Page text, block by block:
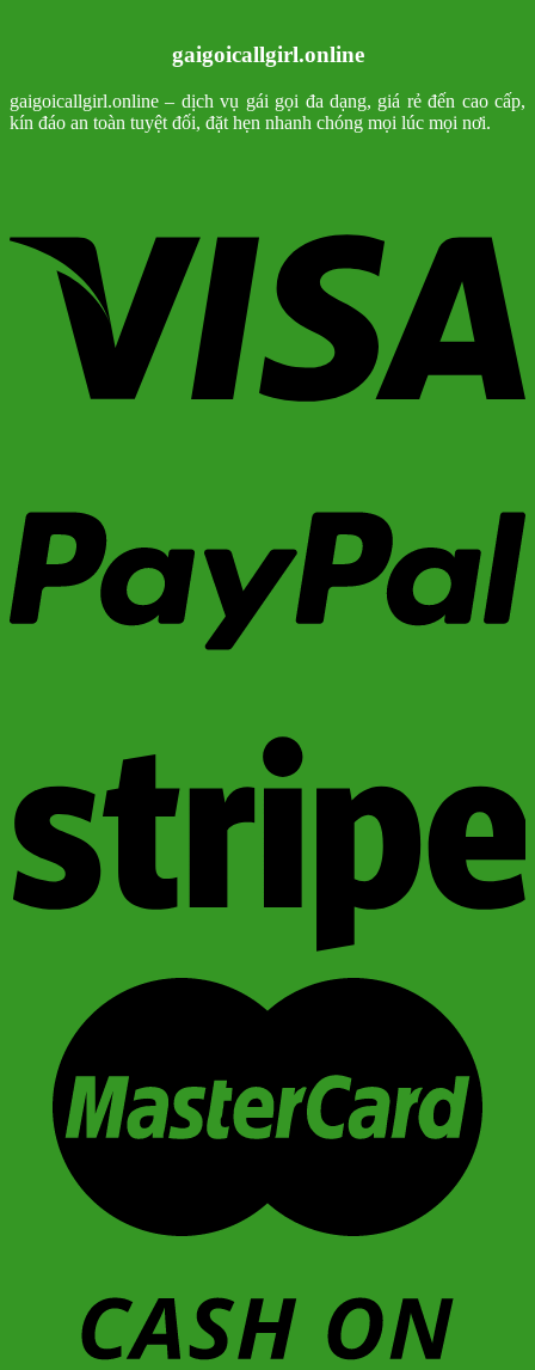
gaigoicallgirl.online
gaigoicallgirl.online – dịch vụ gái gọi đa dạng, giá rẻ đến cao cấp,
kín đáo an toàn tuyệt đối, đặt hẹn nhanh chóng mọi lúc mọi nơi.